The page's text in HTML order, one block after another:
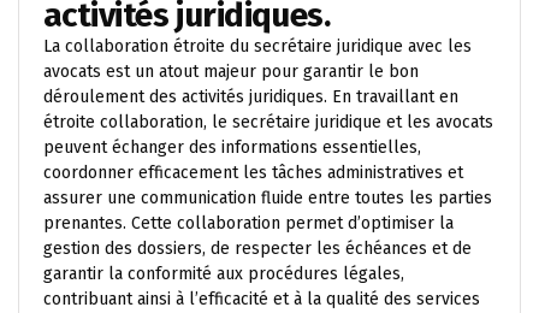
activités juridiques.
La collaboration étroite du secrétaire juridique avec les
avocats est un atout majeur pour garantir le bon
déroulement des activités juridiques. En travaillant en
étroite collaboration, le secrétaire juridique et les avocats
peuvent échanger des informations essentielles,
coordonner efficacement les tâches administratives et
assurer une communication fluide entre toutes les parties
prenantes. Cette collaboration permet d’optimiser la
gestion des dossiers, de respecter les échéances et de
garantir la conformité aux procédures légales,
contribuant ainsi à l’efficacité et à la qualité des services